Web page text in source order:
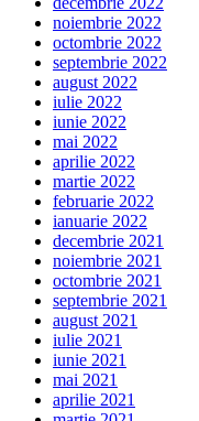
noiembrie 2022
octombrie 2022
septembrie 2022
august 2022
iulie 2022
iunie 2022
mai 2022
aprilie 2022
martie 2022
februarie 2022
ianuarie 2022
decembrie 2021
noiembrie 2021
octombrie 2021
septembrie 2021
august 2021
iulie 2021
iunie 2021
mai 2021
aprilie 2021